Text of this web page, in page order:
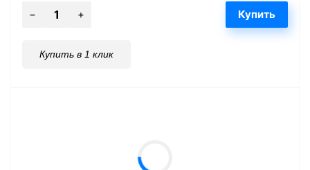
Купить в 1 клик